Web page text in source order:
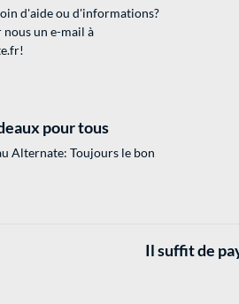
d'aide ou d'informations?
un e-mail à
!
pour tous
Alternate: Toujours le bon
Il suffit de